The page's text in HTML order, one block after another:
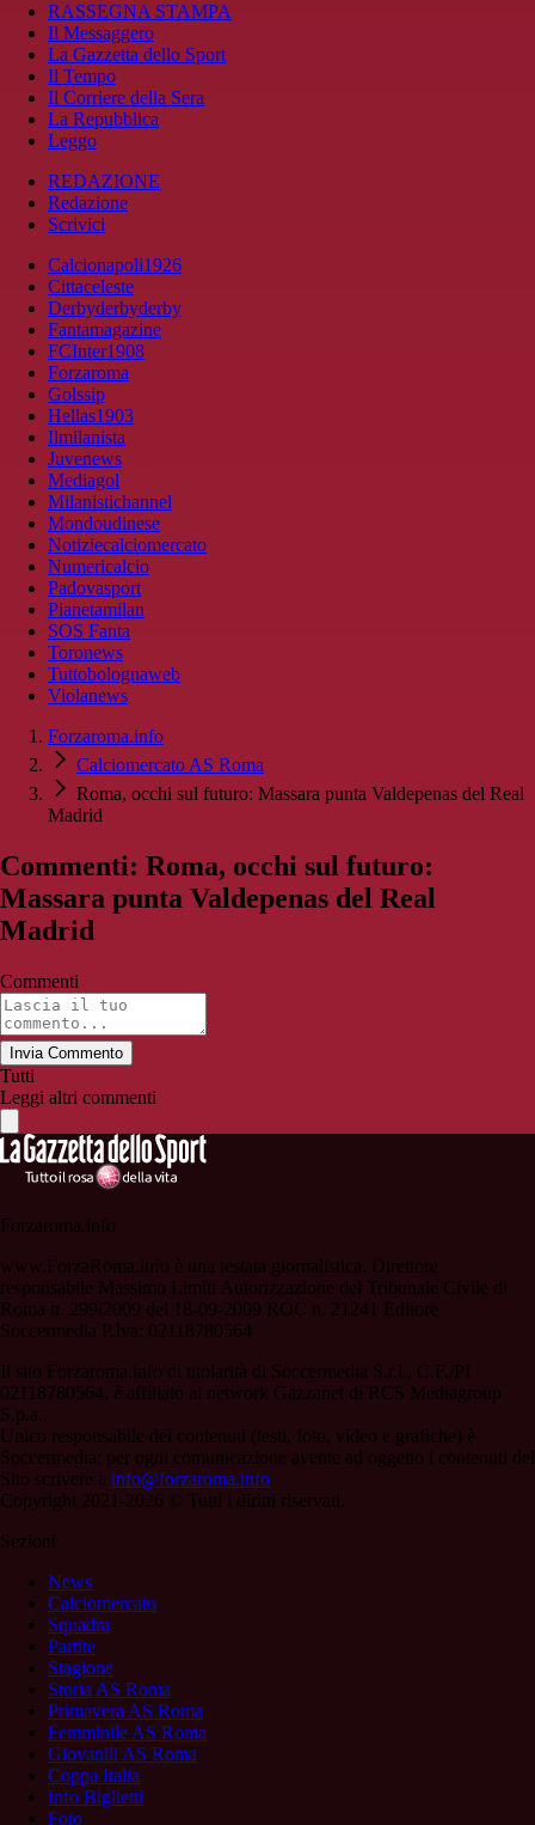
RASSEGNA STAMPA
Il Messaggero
La Gazzetta dello Sport
Il Tempo
Il Corriere della Sera
La Repubblica
Leggo
REDAZIONE
Redazione
Scrivici
Calcionapoli1926
Cittaceleste
Derbyderbyderby
Fantamagazine
FCInter1908
Forzaroma
Golssip
Hellas1903
Ilmilanista
Juvenews
Mediagol
Milanistichannel
Mondoudinese
Notiziecalciomercato
Numericalcio
Padovasport
Pianetamilan
SOS Fanta
Toronews
Tuttobolognaweb
Violanews
Forzaroma.info
Calciomercato AS Roma
Roma, occhi sul futuro: Massara punta Valdepenas del Real
Madrid
Commenti: Roma, occhi sul futuro:
Massara punta Valdepenas del Real
Madrid
Commenti
Invia Commento
Tutti
Leggi altri commenti
Forzaroma.info
www.ForzaRoma.info è una testata giornalistica. Direttore
responsabile Massimo Limiti Autorizzazione del Tribunale Civile di
Roma n. 299/2009 del 18-09-2009 ROC n. 21241 Editore
Soccermedia P.Iva: 02118780564
Il sito Forzaroma.info di titolarità di Soccermedia S.r.l., C.F./PI
02118780564, è affiliato al network Gazzanet di RCS Mediagroup
S.p.a..
Unico responsabile dei contenuti (testi, foto, video e grafiche) è
Soccermedia; per ogni comunicazione avente ad oggetto i contenuti del
Sito scrivere a info@forzaroma.info
Copyright 2021-2026 © Tutti i diritti riservati.
Sezioni
News
Calciomercato
Squadra
Partite
Stagione
Storia AS Roma
Primavera AS Roma
Femminile AS Roma
Giovanili AS Roma
Coppa Italia
Info Biglietti
Foto